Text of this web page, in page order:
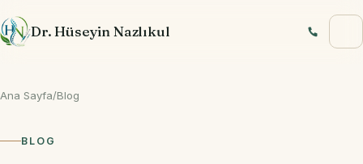
Dr. Hüseyin Nazlıkul
Ana Sayfa/Blog
BLOG